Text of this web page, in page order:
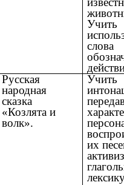
Учить
слова
Русская
народная
сказка
«Козлята и
волк».
Учить
их